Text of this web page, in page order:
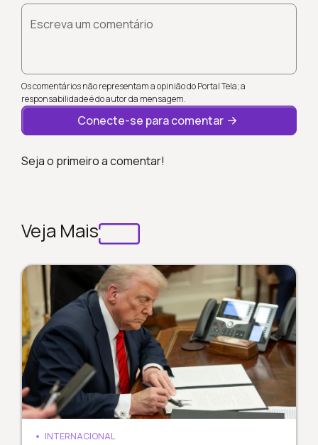
Escreva um comentário
Os comentários não representam a opinião do Portal Tela; a
responsabilidade é do autor da mensagem.
Conecte-se para comentar
Seja o primeiro a comentar!
Veja Mais
INTERNACIONAL